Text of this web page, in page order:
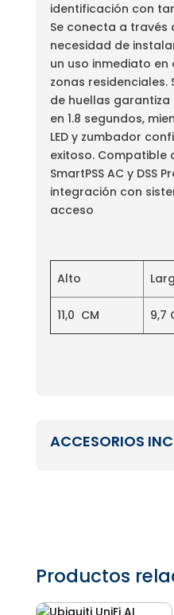
identificación con
Se conecta a través
necesidad de
un uso inmediato en
zonas residenciales.
de huellas
en 1.8 segundos,
LED y zumbador
exitoso.
SmartPSS AC y DSS
integración con
acceso
Alto
11,0 CM 9,7
ACCESORIOS
Productos